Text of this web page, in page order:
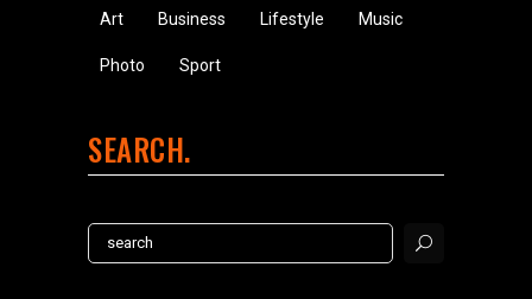
Art Business Lifestyle Music
Photo Sport
SEARCH
Search
for: